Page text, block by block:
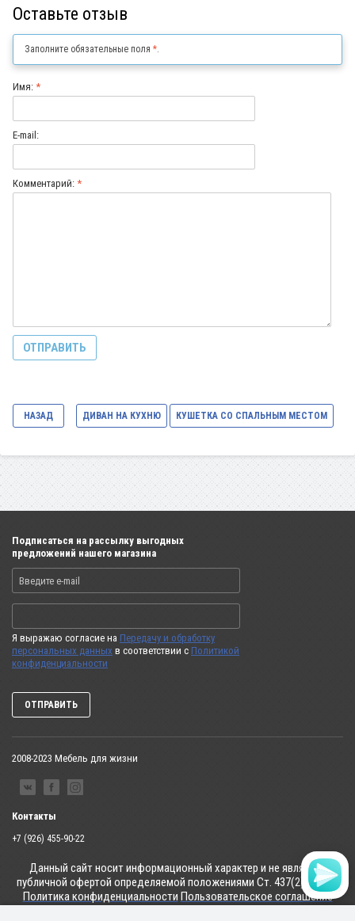
Оставьте отзыв
Заполните обязательные поля *.
Имя: *
E-mail:
Комментарий: *
НАЗАД ДИВАН НА КУХНЮ КУШЕТКА СО СПАЛЬНЫМ МЕСТОМ
Подписаться на рассылку выгодных
предложений нашего магазина
Я выражаю согласие на Передачу и обработку
персональных данных в соответствии с Политикой
конфиденциальности
ОТПРАВИТЬ
2008-2023 Мебель для жизни
Контакты
+7 (926) 455-90-22
Данный сайт носит информационный характер и не является
публичной офертой определяемой положениями Ст. 437(2) ГК РФ.
Политика конфиденциальности Пользовательское соглашение